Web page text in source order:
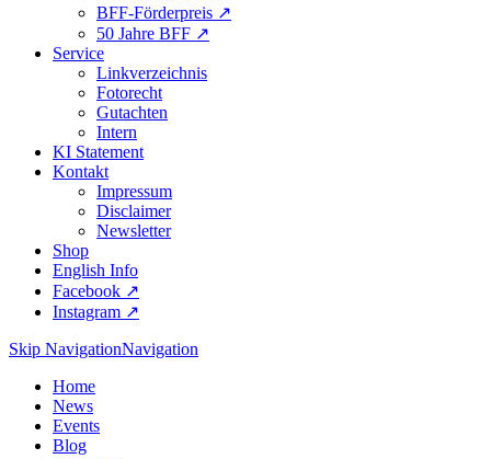
BFF-Förderpreis ↗︎
50 Jahre BFF ↗︎
Service
Linkverzeichnis
Fotorecht
Gutachten
Intern
KI Statement
Kontakt
Impressum
Disclaimer
Newsletter
Shop
English Info
Facebook ↗︎
Instagram ↗︎
Skip NavigationNavigation
Home
News
Events
Blog